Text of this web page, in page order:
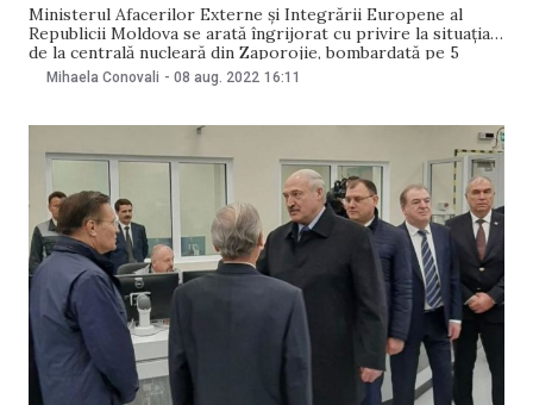
Ministerul Afacerilor Externe și Integrării Europene al
Republicii Moldova se arată îngrijorat cu privire la situația
de la centrală nucleară din Zaporojie, bombardată pe 5
august. Ministerul moldovean a cerut accesul experților
internaționali din cadrul Agenției Internaționale pentru
potențiale pot afecta toată
Mihaela Conovali - 08 aug. 2022 16:11